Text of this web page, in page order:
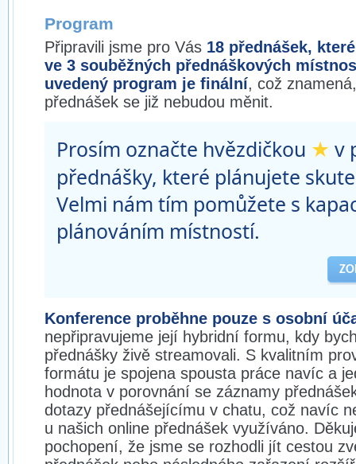
Program
Připravili jsme pro Vás 18 přednášek,
ve 3 souběžných přednáškových
uvedený program je finální, což
přednášek se již nebudou měnit.
Prosím označte hvězdičkou ★ v
přednášky, které plánujete
Velmi nám tím pomůžete s
plánováním místností.
Konference proběhne pouze s osobní
nepřipravujeme její hybridní formu, kdy
přednášky živě streamovali. S kvalitním
formátu je spojena spousta práce navíc a
hodnota v porovnání se záznamy
dotazy přednášejícímu v chatu, což navíc
u našich online přednášek využíváno.
pochopení, že jsme se rozhodli jít cestou